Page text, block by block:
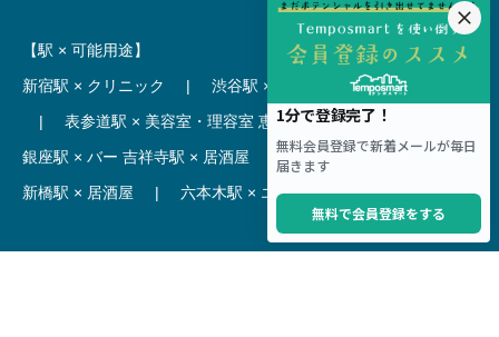
【駅 × 可能用途】
新宿駅 × クリニック
| 渋谷駅 × カフェ
池袋駅 × ラーメン
|
表参道駅 × 美容室・理容室 恵比寿駅 × レストラン
銀座駅 × バー 吉祥寺駅 × 居酒屋
麻布十番駅 × レストラン
新橋駅 × 居酒屋
| 六本木駅 × エステ・マッサージ・サロン